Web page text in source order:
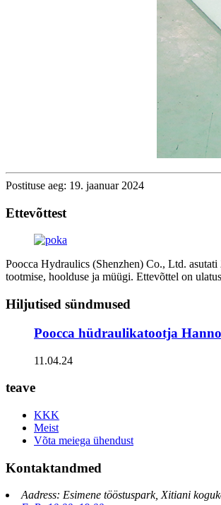
Postituse aeg: 19. jaanuar 2024
Ettevõttest
Poocca Hydraulics (Shenzhen) Co., Ltd.
tootmise, hoolduse ja müügi. Ettevõttel on
Hiljutised sündmused
Poocca hüdraulikatootja
11.04.24
teave
KKK
Meist
Võta meiega ühendust
Kontaktandmed
Aadress: Esimene tööstuspark, Xitiani